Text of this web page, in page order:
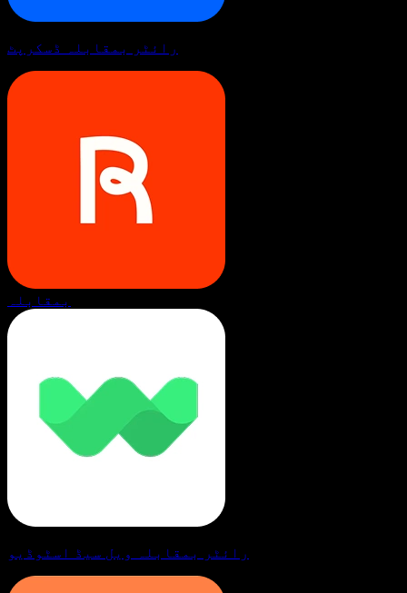
رائٹر بمقابلہ ڈسکرپٹ
بمقابلہ
رائٹر بمقابلہ ویل سیڈ اسٹوڈیو